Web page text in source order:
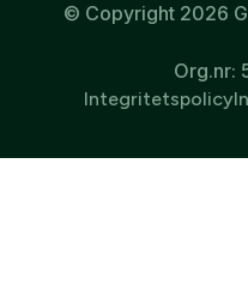
© Copyright 2026
Org.nr:
Integritetspolicy